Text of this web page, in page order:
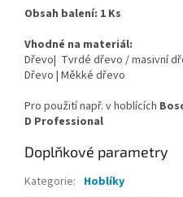
Obsah balení: 1 Ks
Vhodné na materiál:
Dřevo| Tvrdé dřevo / masivní
Dřevo | Měkké dřevo
Pro použití např. v hoblících
D Professional
Doplňkové parametry
Kategorie: Hoblíky